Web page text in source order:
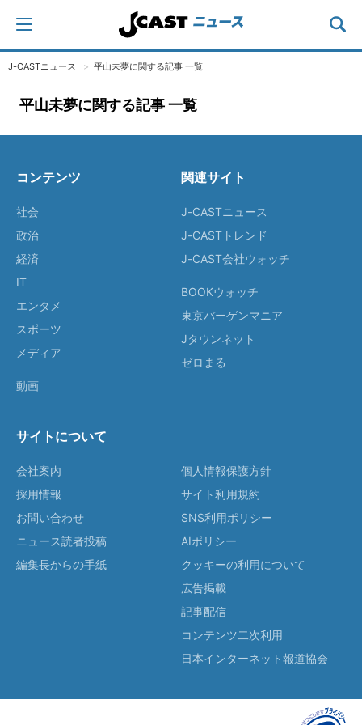
J-CASTニュース 平山未夢に関する記事 一覧
平山未夢に関する記事 一覧
コンテンツ
社会
政治
経済
IT
エンタメ
スポーツ
メディア
動画
関連サイト
J-CASTニュース
J-CASTトレンド
J-CAST会社ウォッチ
BOOKウォッチ
東京バーゲンマニア
Jタウンネット
ゼロまる
サイトについて
会社案内
採用情報
お問い合わせ
ニュース読者投稿
編集長からの手紙
個人情報保護方針
サイト利用規約
SNS利用ポリシー
AIポリシー
クッキーの利用について
広告掲載
記事配信
コンテンツ二次利用
日本インターネット報道協会